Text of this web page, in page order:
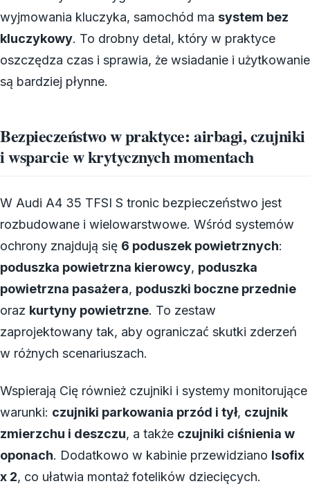
wyjmowania kluczyka, samochód ma system bez
kluczykowy. To drobny detal, który w praktyce
oszczędza czas i sprawia, że wsiadanie i użytkowanie
są bardziej płynne.
Bezpieczeństwo w praktyce: airbagi, czujniki
i wsparcie w krytycznych momentach
W Audi A4 35 TFSI S tronic bezpieczeństwo jest
rozbudowane i wielowarstwowe. Wśród systemów
ochrony znajdują się 6 poduszek powietrznych:
poduszka powietrzna kierowcy, poduszka
powietrzna pasażera, poduszki boczne przednie
oraz kurtyny powietrzne. To zestaw
zaprojektowany tak, aby ograniczać skutki zderzeń
w różnych scenariuszach.
Wspierają Cię również czujniki i systemy monitorujące
warunki: czujniki parkowania przód i tył, czujnik
zmierzchu i deszczu, a także czujniki ciśnienia w
oponach. Dodatkowo w kabinie przewidziano Isofix
x 2, co ułatwia montaż fotelików dziecięcych.